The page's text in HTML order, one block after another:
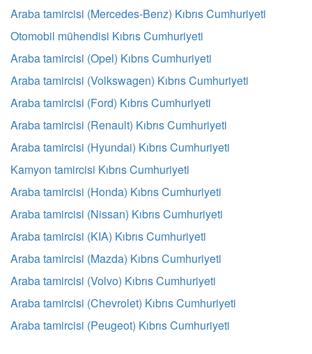
Araba tamircisi (Mercedes-Benz) Kıbrıs Cumhuriyeti
Otomobil mühendisi Kıbrıs Cumhuriyeti
Araba tamircisi (Opel) Kıbrıs Cumhuriyeti
Araba tamircisi (Volkswagen) Kıbrıs Cumhuriyeti
Araba tamircisi (Ford) Kıbrıs Cumhuriyeti
Araba tamircisi (Renault) Kıbrıs Cumhuriyeti
Araba tamircisi (Hyundai) Kıbrıs Cumhuriyeti
Kamyon tamircisi Kıbrıs Cumhuriyeti
Araba tamircisi (Honda) Kıbrıs Cumhuriyeti
Araba tamircisi (Nissan) Kıbrıs Cumhuriyeti
Araba tamircisi (KIA) Kıbrıs Cumhuriyeti
Araba tamircisi (Mazda) Kıbrıs Cumhuriyeti
Araba tamircisi (Volvo) Kıbrıs Cumhuriyeti
Araba tamircisi (Chevrolet) Kıbrıs Cumhuriyeti
Araba tamircisi (Peugeot) Kıbrıs Cumhuriyeti